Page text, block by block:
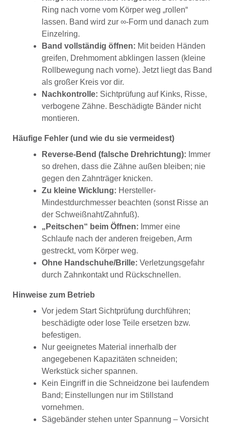
Ring nach vorne vom Körper weg „rollen“
lassen. Band wird zur ∞-Form und danach zum
Einzelring.
Band vollständig öffnen: Mit beiden Händen
greifen, Drehmoment abklingen lassen (kleine
Rollbewegung nach vorne). Jetzt liegt das Band
als großer Kreis vor dir.
Nachkontrolle: Sichtprüfung auf Kinks, Risse,
verbogene Zähne. Beschädigte Bänder nicht
montieren.
Häufige Fehler (und wie du sie vermeidest)
Reverse-Bend (falsche Drehrichtung): Immer
so drehen, dass die Zähne außen bleiben; nie
gegen den Zahnträger knicken.
Zu kleine Wicklung: Hersteller-
Mindestdurchmesser beachten (sonst Risse an
der Schweißnaht/Zahnfuß).
„Peitschen“ beim Öffnen: Immer eine
Schlaufe nach der anderen freigeben, Arm
gestreckt, vom Körper weg.
Ohne Handschuhe/Brille: Verletzungsgefahr
durch Zahnkontakt und Rückschnellen.
Hinweise zum Betrieb
Vor jedem Start Sichtprüfung durchführen;
beschädigte oder lose Teile ersetzen bzw.
befestigen.
Nur geeignetes Material innerhalb der
angegebenen Kapazitäten schneiden;
Werkstück sicher spannen.
Kein Eingriff in die Schneidzone bei laufendem
Band; Einstellungen nur im Stillstand
vornehmen.
Sägebänder stehen unter Spannung – Vorsicht